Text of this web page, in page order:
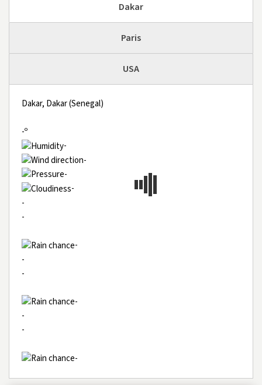
Dakar
Paris
USA
Dakar, Dakar (Senegal)
-º
-
-
-
-
-
-
-
-
-
-
-
-
-